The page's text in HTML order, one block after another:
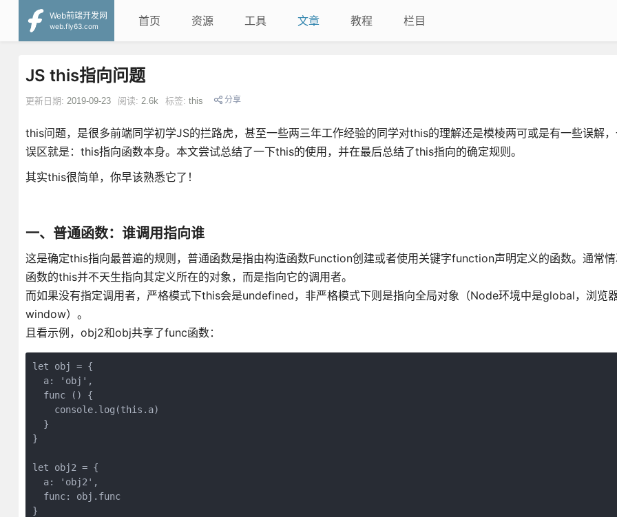
Web前端开发网
web.fly63.com
首页 资源 工具 文章 教程 栏目
JS this指向问题
更新日期: 2019-09-23 阅读: 2.6k 标签: this 分享
this问题，是很多前端同学初学JS的拦路虎，甚至一些两三年工作经验的同学对this的理解还是模棱两可或是有一些误解
误区就是：this指向函数本身。本文尝试总结了一下this的使用，并在最后总结了this指向的确定规则。
其实this很简单，你早该熟悉它了！
一、普通函数：谁调用指向谁
这是确定this指向最普遍的规则，普通函数是指由构造函数Function创建或者使用关键字function声明定义的函数。通常
函数的this并不天生指向其定义所在的对象，而是指向它的调用者。
而如果没有指定调用者，严格模式下this会是undefined，非严格模式下则是指向全局对象（Node环境中是global，浏览
window）。
且看示例，obj2和obj共享了func函数：
let obj = {
  a: 'obj',
  func () {
    console.log(this.a)
  }
}
let obj2 = {
  a: 'obj2',
  func: obj.func
}